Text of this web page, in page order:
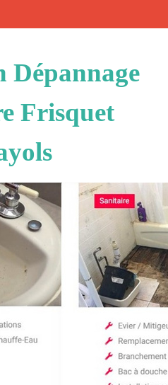
Dépannage
Frisquet